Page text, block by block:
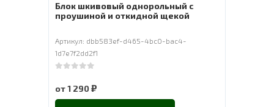
Блок шкивовый однорольный с
проушиной и откидной щекой
Артикул: dbb583ef-d465-4bc0-bac4-
1d7e7f2dd2f1
от1 290₽